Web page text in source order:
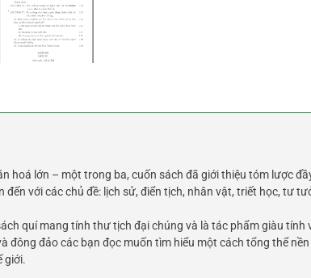
hoá lớn – một trong ba, cuốn sách đã giới thiệu tóm lược
với các chủ đề: lịch sử, điển tịch, nhân vật, triết học, tư
quí mang tính thư tịch đại chúng và là tác phẩm giàu
đông đảo các bạn đọc muốn tìm hiểu một cách tổng thể
giới.